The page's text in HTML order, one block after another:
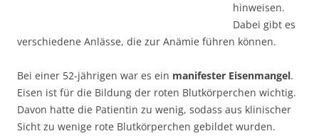
hinweisen.
Dabei gibt es
verschiedene Anlässe, die zur Anämie führen können.
Bei einer 52-jährigen war es ein manifester Eisenmangel.
Eisen ist für die Bildung der roten Blutkörperchen wichtig.
Davon hatte die Patientin zu wenig, sodass aus klinischer
Sicht zu wenige rote Blutkörperchen gebildet wurden.